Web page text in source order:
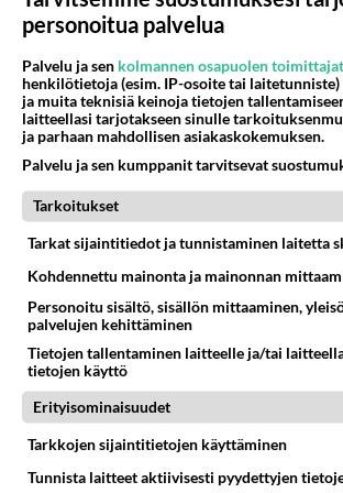
Mitä töitä kaivattusi on tehnyt?
05.08.2026 13:25
Ikävä
Voiko meidän välit
Koskaan parantua tästä?
05.08.2026 05:34
Ikävä
06.08.2026 09:02
Maailman menoa
Onko kaivattusi
Kummallinen jossakin suhteessa?
Mies, olenko ymmärtänyt oikein?
Kauanko olet kaivannut kaivattuasi
personoitua palvelua
Palvelu ja sen kolmannen osapuolen
henkilötietoja (esim. IP-osoite tai
ja muita teknisiä keinoja tietojen
laitteellasi tarjotakseen sinulle
ja parhaan mahdollisen asiakaskokemuksen.
Palvelu ja sen kumppanit tarvitsevat
Tarkoitukset
Tarkat sijaintitiedot ja tunnistaminen laitetta
Kohdennettu mainonta ja mainonnan
Personoitu sisältö, sisällön mittaaminen,
palvelujen kehittäminen
Tietojen tallentaminen laitteelle ja/tai
tietojen käyttö
Erityisominaisuudet
Tarkkojen sijaintitietojen käyttäminen
Tunnista laitteet aktiivisesti pyydettyjen